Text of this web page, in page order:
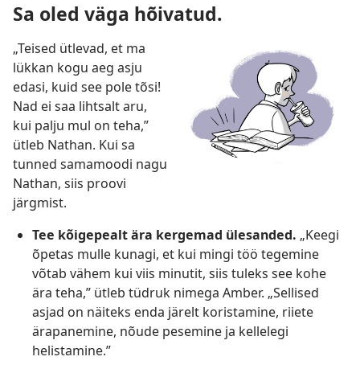
Sa oled väga hõivatud.
„Teised ütlevad, et ma
lükkan kogu aeg asju
edasi, kuid see pole tõsi!
Nad ei saa lihtsalt aru,
kui palju mul on teha,”
ütleb Nathan. Kui sa
tunned samamoodi nagu
Nathan, siis proovi
järgmist.
Tee kõigepealt ära kergemad ülesanded. „Keegi
õpetas mulle kunagi, et kui mingi töö tegemine
võtab vähem kui viis minutit, siis tuleks see kohe
ära teha,” ütleb tüdruk nimega Amber. „Sellised
asjad on näiteks enda järelt koristamine, riiete
ärapanemine, nõude pesemine ja kellelegi
helistamine.”